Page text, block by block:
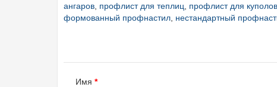
ангаров профлист для теплиц профлист для куполов
формованный профнастил нестандартный
Имя